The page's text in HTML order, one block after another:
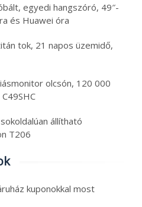
egyedi hangszóró, 49″-
és Huawei óra
tok, 21 napos üzemidő,
olcsón, 120 000
állítható
T206
kuponokkal most